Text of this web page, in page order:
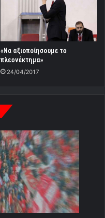
«Να αξιοποίησουμε το
πλεονέκτημα»
24/04/2017